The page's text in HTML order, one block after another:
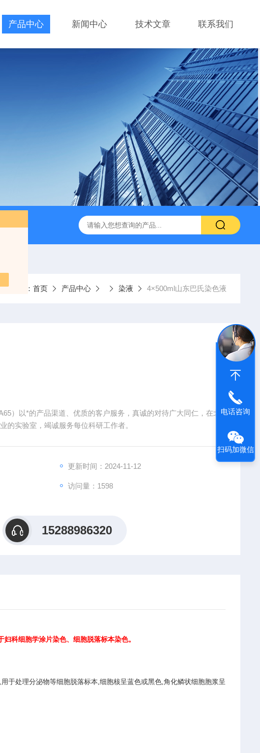
产品中心 新闻中心 技术文章 联系我们
96t国产ELISA试剂盒,免费代测
前位置： 首页 产品中心 染液 4×500ml山东巴氏染色液
）以*的产品渠道、优质的客户服务，真诚的对待广大同仁，在北
的实验室，竭诚服务每位科研工作者。
更新时间：2024-11-12
访问量：1598
15288986320
科细胞学涂片染色、细胞脱落标本染色。
于处理分泌物等细胞脱落标本,细胞核呈蓝色或黑色,角化鳞状细胞胞浆呈
电话咨询
扫码加微信